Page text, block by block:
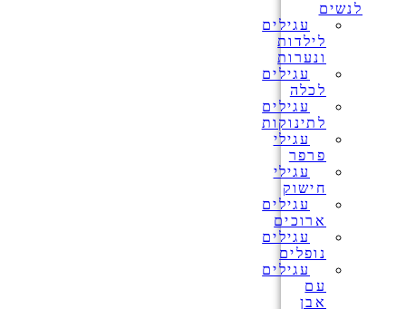
לנשים
עגילים
לילדות
ונערות
עגילים
לכלה
עגילים
לתינוקות
עגילי
פרפר
עגילי
חישוק
עגילים
ארוכים
עגילים
נופלים
עגילים
עם
אבן